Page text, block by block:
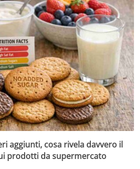
aggiunti, cosa rivela davvero il
prodotti da supermercato